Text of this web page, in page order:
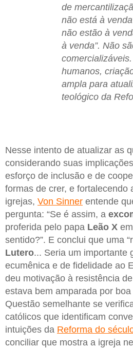
de
não está à
não estão à
à venda”. Não
humanos,
ampla para
teológico da
Nesse intento de atualizar as
considerando suas
esforço de inclusão e de
formas de crer, e fortalecendo
igrejas, Von Sinner entende
pergunta: “Se é assim, a
proferida pelo papa Leão X
sentido?”. E conclui que uma
Lutero... Seria um importante
ecumênica e de fidelidade ao
deu motivação à resistência de
estava bem amparada por
Questão semelhante se
católicos que identificam
intuições da Reforma do
conciliar que mostra a igreja